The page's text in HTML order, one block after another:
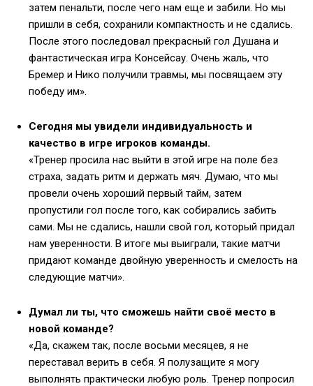
затем пенальти, после чего нам еще и забили. Но мы
пришли в себя, сохранили компактность и не сдались.
После этого последовал прекрасный гол Душана и
фантастическая игра Консейсау. Очень жаль, что
Бремер и Нико получили травмы, мы посвящаем эту
победу им».
Сегодня мы увидели индивидуальность и
качество в игре игроков команды.
«Тренер просила нас выйти в этой игре на поле без
страха, задать ритм и держать мяч. Думаю, что мы
провели очень хороший первый тайм, затем
пропустили гол после того, как собирались забить
сами. Мы не сдались, нашли свой гол, который придал
нам уверенности. В итоге мы выиграли, такие матчи
придают команде двойную уверенность и смелость на
следующие матчи».
Думал ли ты, что сможешь найти своё место в
новой команде?
«Да, скажем так, после восьми месяцев, я не
переставал верить в себя. Я полузащите я могу
выполнять практически любую роль. Тренер попросил